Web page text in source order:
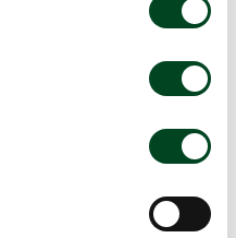
Tekanne med sil 0,5 liter